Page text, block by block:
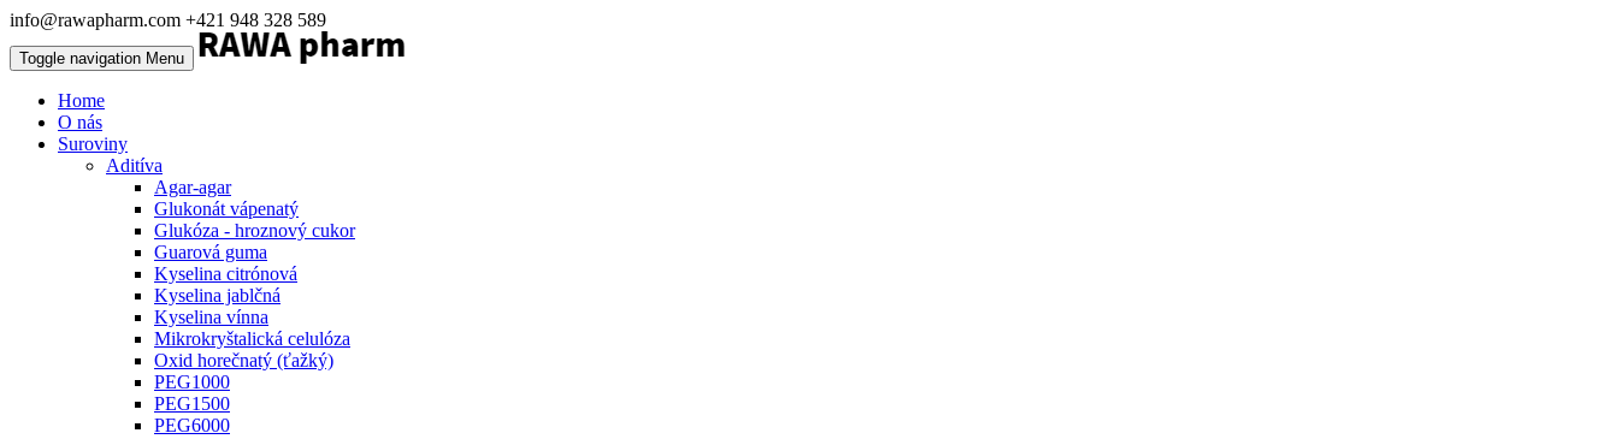
info@rawapharm.com +421 948 328 589
Toggle navigation Menu
Home
O nás
Suroviny
Aditíva
Agar-agar
Glukonát vápenatý
Glukóza - hroznový cukor
Guarová guma
Kyselina citrónová
Kyselina jablčná
Kyselina vínna
Mikrokryštalická celulóza
Oxid horečnatý (ťažký)
PEG1000
PEG1500
PEG6000